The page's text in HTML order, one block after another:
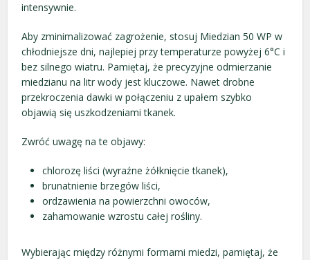
intensywnie.
Aby zminimalizować zagrożenie, stosuj Miedzian 50 WP w
chłodniejsze dni, najlepiej przy temperaturze powyżej 6°C i
bez silnego wiatru. Pamiętaj, że precyzyjne odmierzanie
miedzianu na litr wody jest kluczowe. Nawet drobne
przekroczenia dawki w połączeniu z upałem szybko
objawią się uszkodzeniami tkanek.
Zwróć uwagę na te objawy:
chlorozę liści (wyraźne żółknięcie tkanek),
brunatnienie brzegów liści,
ordzawienia na powierzchni owoców,
zahamowanie wzrostu całej rośliny.
Wybierając między różnymi formami miedzi, pamiętaj, że